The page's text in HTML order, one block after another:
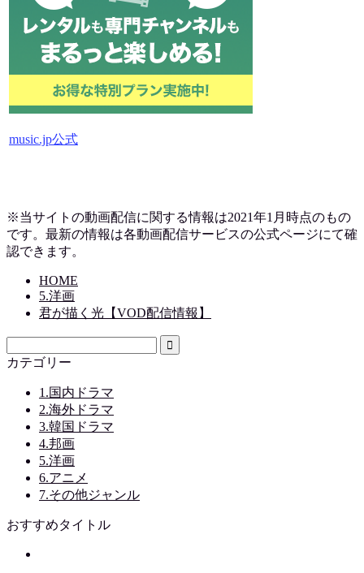
music.jp公式
※当サイトの動画配信に関する情報は2021年1月時点のもの
です。最新の情報は各動画配信サービスの公式ページにて確
認できます。
HOME
5.洋画
君が描く光【VOD配信情報】
カテゴリー
1.国内ドラマ
2.海外ドラマ
3.韓国ドラマ
4.邦画
5.洋画
6.アニメ
7.その他ジャンル
おすすめタイトル